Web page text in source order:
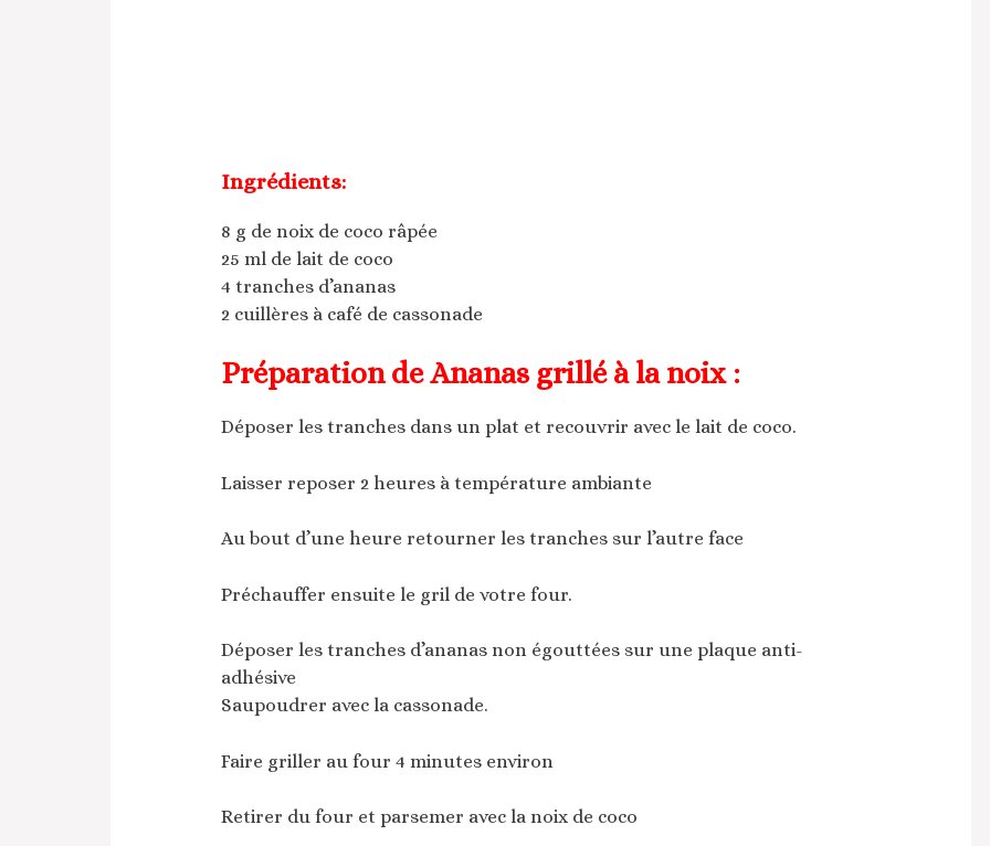
Ingrédients:
8 g de noix de coco râpée
25 ml de lait de coco
4 tranches d’ananas
2 cuillères à café de cassonade
Préparation de Ananas grillé à la noix :
Déposer les tranches dans un plat et recouvrir avec le lait de coco.
Laisser reposer 2 heures à température ambiante
Au bout d’une heure retourner les tranches sur l’autre face
Préchauffer ensuite le gril de votre four.
Déposer les tranches d’ananas non égouttées sur une plaque anti-
adhésive
Saupoudrer avec la cassonade.
Faire griller au four 4 minutes environ
Retirer du four et parsemer avec la noix de coco